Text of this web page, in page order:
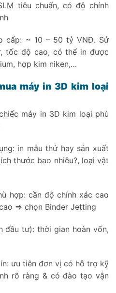
tiêu chuẩn, có độ chính
cấp: ~ 10 – 50 tỷ VNĐ. Sử
tốc độ cao, có thể in được
hợp kim niken,…
máy in 3D kim loại
máy in 3D kim loại phù
in mẫu thử hay sản xuất
thước bao nhiêu?, loại vật
hợp: cần độ chính xác cao
=> chọn Binder Jetting
đầu tư): thời gian hoàn vốn,
ưu tiên đơn vị có hỗ trợ kỹ
rõ ràng & có đào tạo vận